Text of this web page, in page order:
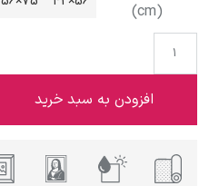
ادگار دگا
افزودن به سبد خرید